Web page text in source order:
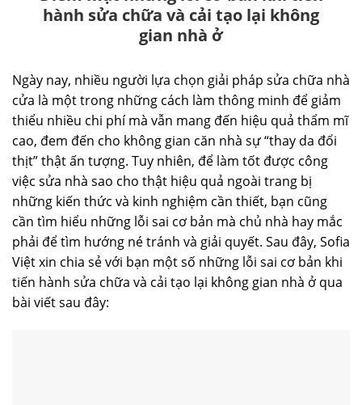
hành sửa chữa và cải tạo lại không
gian nhà ở
Ngày nay, nhiều người lựa chọn giải pháp sửa chữa nhà
cửa là một trong những cách làm thông minh để giảm
thiểu nhiều chi phí mà vẫn mang đến hiệu quả thẩm mĩ
cao, đem đến cho không gian căn nhà sự “thay da đổi
thịt” thật ấn tượng. Tuy nhiên, để làm tốt được công
việc sửa nhà sao cho thật hiệu quả ngoài trang bị
những kiến thức và kinh nghiệm cần thiết, bạn cũng
cần tìm hiểu những lỗi sai cơ bản mà chủ nhà hay mắc
phải để tìm hướng né tránh và giải quyết. Sau đây, Sofia
Việt xin chia sẻ với bạn một số những lỗi sai cơ bản khi
tiến hành sửa chữa và cải tạo lại không gian nhà ở qua
bài viết sau đây: